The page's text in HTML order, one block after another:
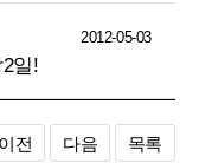
일!
2012-05-03
이전 다음 목록